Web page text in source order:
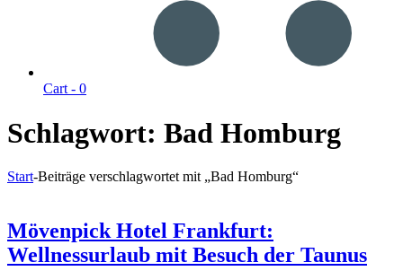
Cart - 0
Schlagwort: Bad Homburg
Start-Beiträge verschlagwortet mit „Bad Homburg“
Mövenpick Hotel Frankfurt:
Wellnessurlaub mit Besuch der Taunus